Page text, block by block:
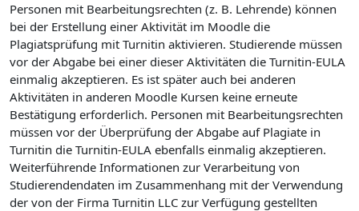
Personen mit Bearbeitungsrechten (z. B. Lehrende) können
bei der Erstellung einer Aktivität im Moodle die
Plagiatsprüfung mit Turnitin aktivieren. Studierende müssen
vor der Abgabe bei einer dieser Aktivitäten die Turnitin-EULA
einmalig akzeptieren. Es ist später auch bei anderen
Aktivitäten in anderen Moodle Kursen keine erneute
Bestätigung erforderlich. Personen mit Bearbeitungsrechten
müssen vor der Überprüfung der Abgabe auf Plagiate in
Turnitin die Turnitin-EULA ebenfalls einmalig akzeptieren.
Weiterführende Informationen zur Verarbeitung von
Studierendendaten im Zusammenhang mit der Verwendung
der von der Firma Turnitin LLC zur Verfügung gestellten